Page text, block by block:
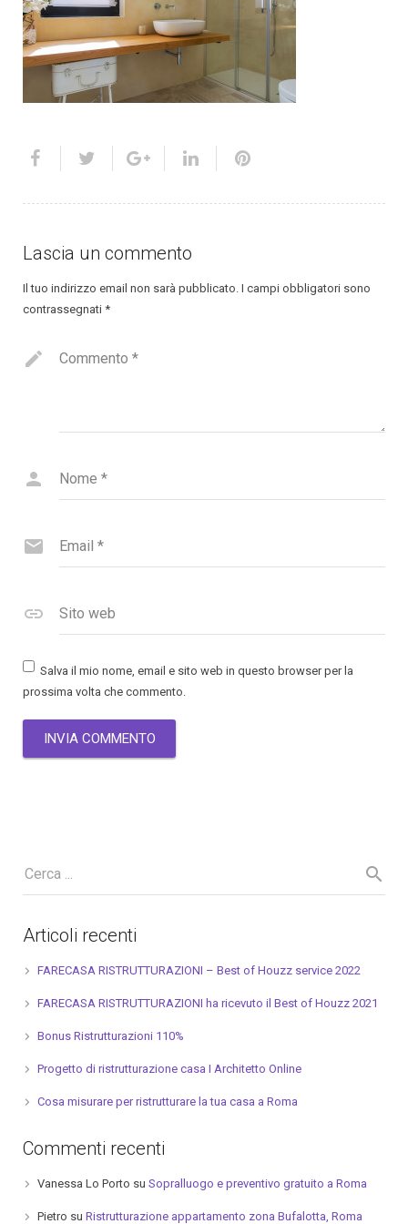
Lascia un commento
Il tuo indirizzo email non sarà pubblicato. I campi obbligatori sono
contrassegnati *
Commento *
Nome *
Email *
Sito web
Salva il mio nome, email e sito web in questo browser per la
prossima volta che commento.
Articoli recenti
FARECASA RISTRUTTURAZIONI – Best of Houzz service 2022
FARECASA RISTRUTTURAZIONI ha ricevuto il Best of Houzz 2021
Bonus Ristrutturazioni 110%
Progetto di ristrutturazione casa I Architetto Online
Cosa misurare per ristrutturare la tua casa a Roma
Commenti recenti
Vanessa Lo Porto su Sopralluogo e preventivo gratuito a Roma
Pietro su Ristrutturazione appartamento zona Bufalotta, Roma